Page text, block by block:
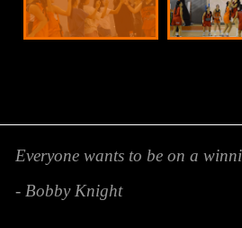
Everyone wants to be on a
- Bobby Knight